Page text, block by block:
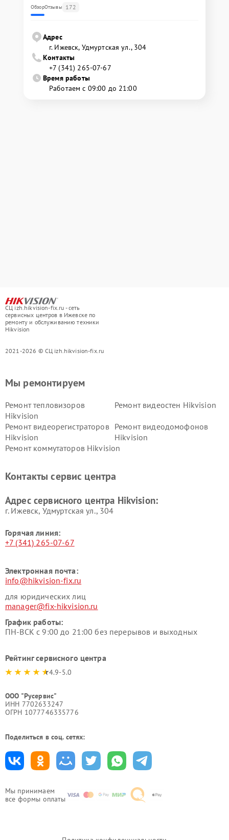
ОбзорОтзывы 172
Адрес
г. Ижевск, Удмуртская ул., 304
Контакты
+7 (341) 265-07-67
Время работы
Работаем с 09:00 до 21:00
СЦ izh.hikvision-fix.ru - сеть
сервисных центров в Ижевске по
ремонту и обслуживанию техники
Hikvision
2021-2026 © СЦ izh.hikvision-fix.ru
Мы принимаем
все формы оплаты
Мы ремонтируем
Ремонт тепловизоров
Hikvision
Ремонт видеостен Hikvision
Ремонт видеорегистраторов
Hikvision
Ремонт видеодомофонов
Hikvision
Ремонт коммутаторов Hikvision
Контакты сервис центра
Адрес сервисного центра Hikvision:
г. Ижевск, Удмуртская ул., 304
Горячая линия:
+7 (341) 265-07-67
Электронная почта:
info@hikvision-fix.ru
для юридических лиц
manager@fix-hikvision.ru
График работы:
ПН-ВСК с 9:00 до 21:00 без перерывов и выходных
Рейтинг сервисного центра
4.9-5.0
ООО "Русервис"
ИНН 7702633247
ОГРН 1077746335776
Поделиться в соц. сетях: